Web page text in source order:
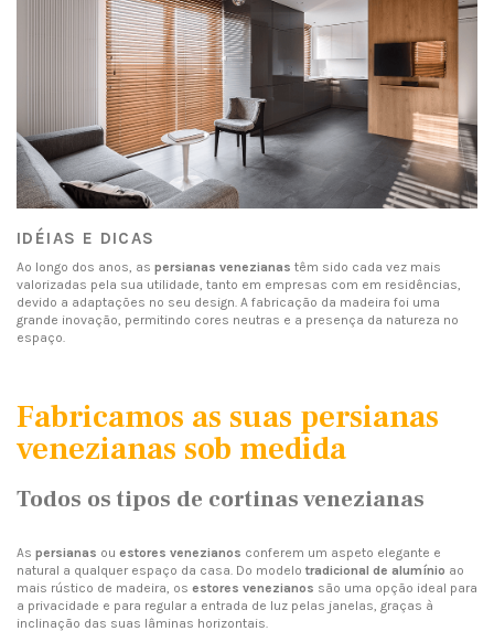
IDÉIAS E DICAS
Ao longo dos anos, as persianas venezianas têm sido cada vez mais
valorizadas pela sua utilidade, tanto em empresas com em residências,
devido a adaptações no seu design. A fabricação da madeira foi uma
grande inovação, permitindo cores neutras e a presença da natureza no
espaço.
Fabricamos as suas persianas
venezianas sob medida
Todos os tipos de cortinas venezianas
As persianas ou estores venezianos conferem um aspeto elegante e
natural a qualquer espaço da casa. Do modelo tradicional de alumínio ao
mais rústico de madeira, os estores venezianos são uma opção ideal para
a privacidade e para regular a entrada de luz pelas janelas, graças à
inclinação das suas lâminas horizontais.